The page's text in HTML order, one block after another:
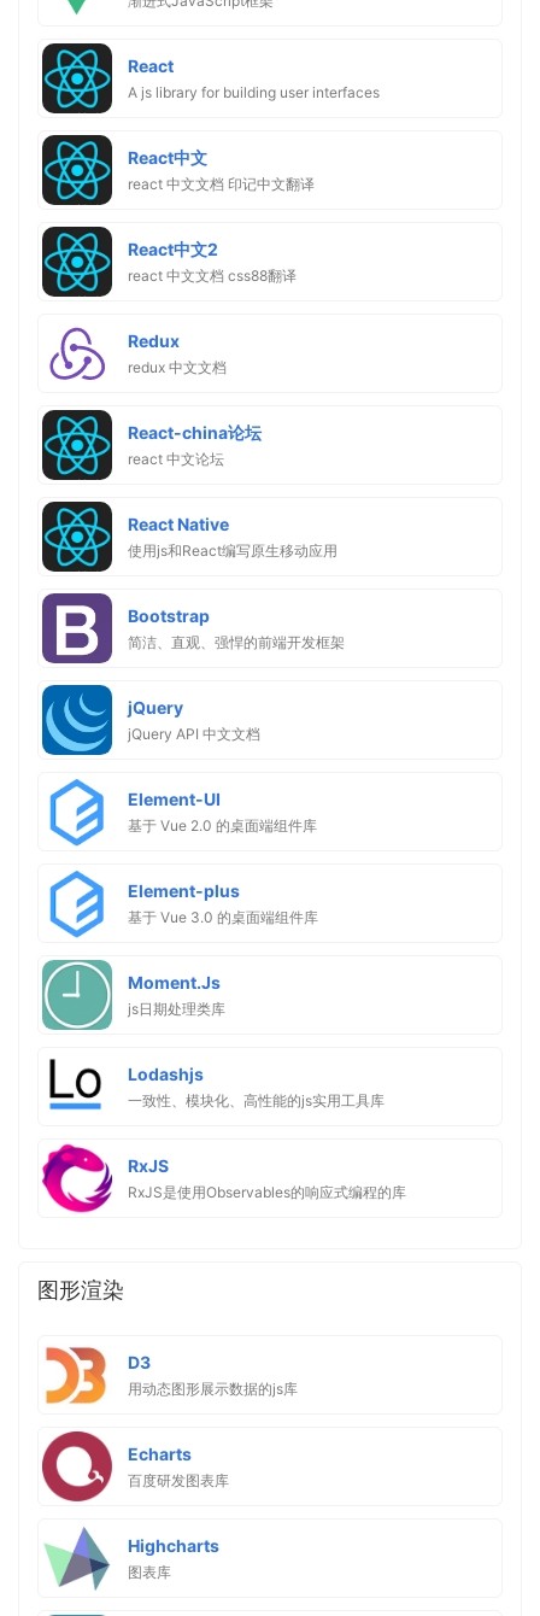
React
A js library for building user interfaces
React中文
react 中文文档 印记中文翻译
React中文2
react 中文文档 css88翻译
Redux
redux 中文文档
React-china论坛
react 中文论坛
React Native
使用js和React编写原生移动应用
Bootstrap
简洁、直观、强悍的前端开发框架
jQuery
jQuery API 中文文档
Element-UI
基于 Vue 2.0 的桌面端组件库
Element-plus
基于 Vue 3.0 的桌面端组件库
Moment.Js
js日期处理类库
Lodashjs
一致性、模块化、高性能的js实用工具库
RxJS
RxJS是使用Observables的响应式编程的库
图形渲染
D3
用动态图形展示数据的js库
Echarts
百度研发图表库
Highcharts
图表库